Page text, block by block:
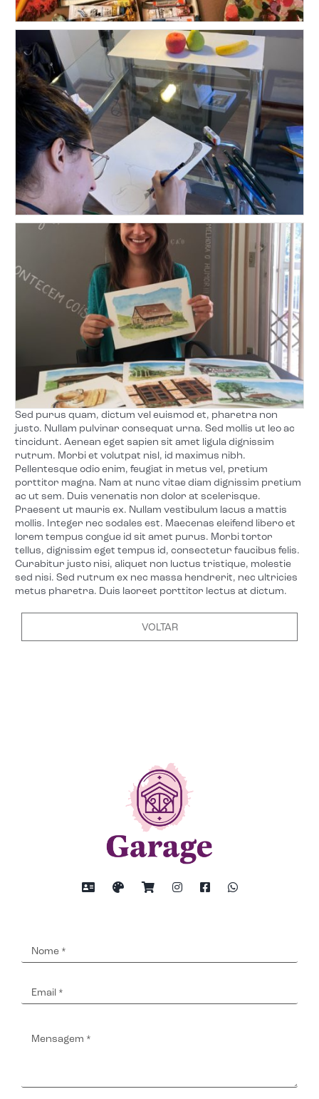
Sed purus quam, dictum vel euismod et, pharetra non
justo. Nullam pulvinar consequat urna. Sed mollis ut leo ac
tincidunt. Aenean eget sapien sit amet ligula dignissim
rutrum. Morbi et volutpat nisl, id maximus nibh.
Pellentesque odio enim, feugiat in metus vel, pretium
porttitor magna. Nam at nunc vitae diam dignissim pretium
ac ut sem. Duis venenatis non dolor at scelerisque.
Praesent ut mauris ex. Nullam vestibulum lacus a mattis
mollis. Integer nec sodales est. Maecenas eleifend libero et
lorem tempus congue id sit amet purus. Morbi tortor
tellus, dignissim eget tempus id, consectetur faucibus felis.
Curabitur justo nisi, aliquet non luctus tristique, molestie
sed nisi. Sed rutrum ex nec massa hendrerit, nec ultricies
metus pharetra. Duis laoreet porttitor lectus at dictum.
VOLTAR